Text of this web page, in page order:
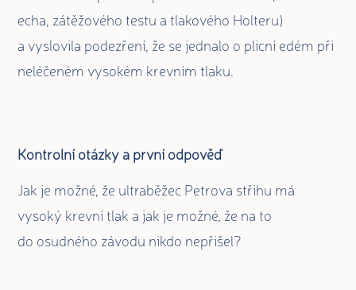
echa, zátěžového testu a tlakového Holteru)
a vyslovila podezření, že se jednalo o plicní edém při
neléčeném vysokém krevním tlaku.
Kontrolní otázky a první odpověď
Jak je možné, že ultraběžec Petrova střihu má
vysoký krevní tlak a jak je možné, že na to
do osudného závodu nikdo nepřišel?